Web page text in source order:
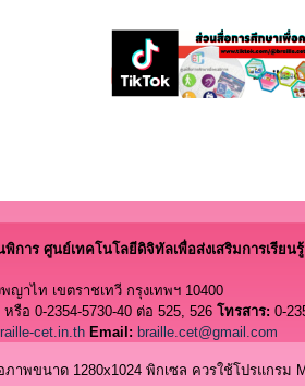
การ ศูนย์เทคโนโลยีดิจิทัลเพื่อส่งเสริมการเรียนรู้
าไท เขตราชเทวี กรุงเทพฯ 10400
หรือ 0-2354-5730-40 ต่อ 525, 526 โทรสาร: 0-
cet.in.th Email: braille.cet@gmail.com
ภาพขนาด 1280x1024 พิกเซล ควรใช้โปรแกรม